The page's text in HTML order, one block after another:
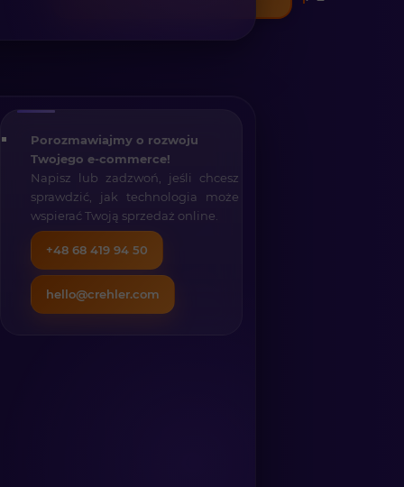
Porozmawiajmy o rozwoju
Twojego e-commerce!
Napisz lub zadzwoń, jeśli chcesz
sprawdzić, jak technologia może
wspierać Twoją sprzedaż online.
+48 68 419 94 50
hello@crehler.com